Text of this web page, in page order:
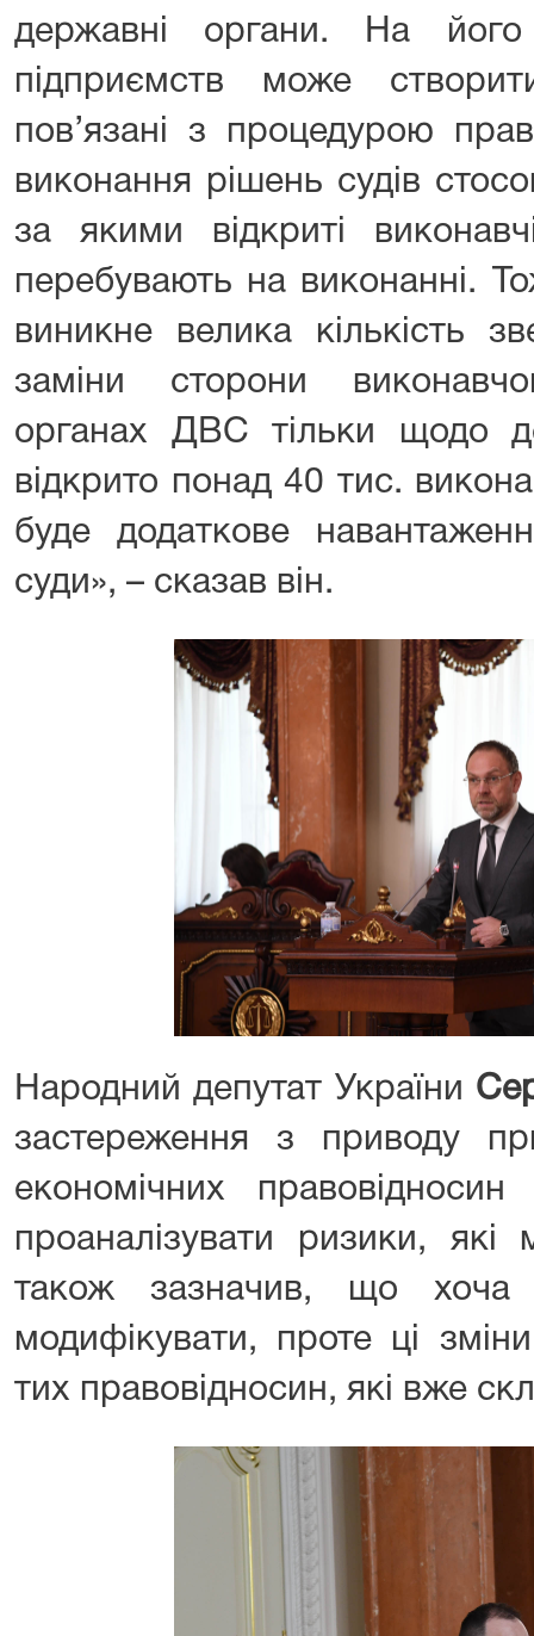
державні органи. На його
підприємств може
пов’язані з процедурою
виконання рішень судів
за якими відкриті
перебувають на виконанні.
виникне велика кількість
заміни сторони
органах ДВС тільки щодо
відкрито понад 40 тис.
буде додаткове
суди», – сказав він.
Народний депутат України
застереження з приводу
економічних
проаналізувати ризики,
також зазначив, що
модифікувати, проте ці
тих правовідносин, які вже